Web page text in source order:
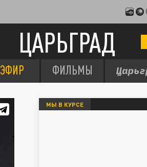
ЦАРЬГРАД
ЭФИР ФИЛЬМЫ
МЫ В КУРСЕ